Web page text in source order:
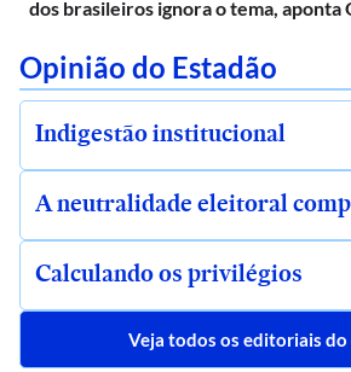
dos brasileiros ignora o tema, aponta
Opinião do Estadão
Indigestão institucional
A neutralidade eleitoral
Calculando os privilégios
Veja todos os editoriais do